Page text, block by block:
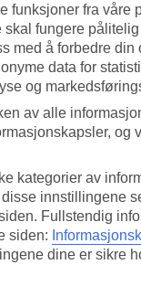
funksjoner fra våre
fungere
med å forbedre din
data for
og
av alle
og
kategorier av
innstillingene
Fullstendig
siden:
dine er sikre